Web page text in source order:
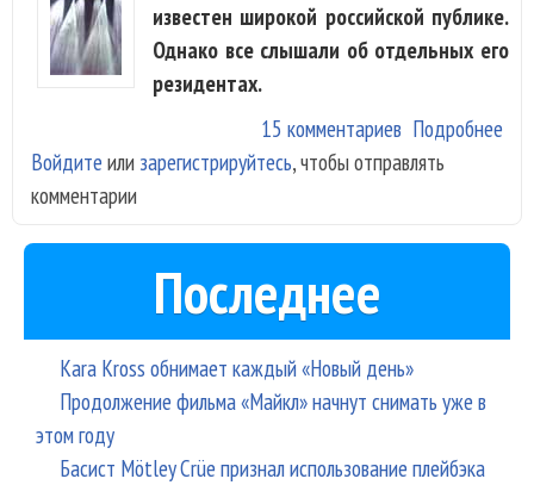
известен широкой российской публике.
Однако все слышали об отдельных его
резидентах.
Подробнее
15 комментариев
Войдите или зарегистрируйтесь, чтобы отправлять
комментарии
Последнее
Kara Kross обнимает каждый «Новый день»
Продолжение фильма «Майкл» начнут снимать уже в
этом году
Басист Mötley Crüe признал использование плейбэка